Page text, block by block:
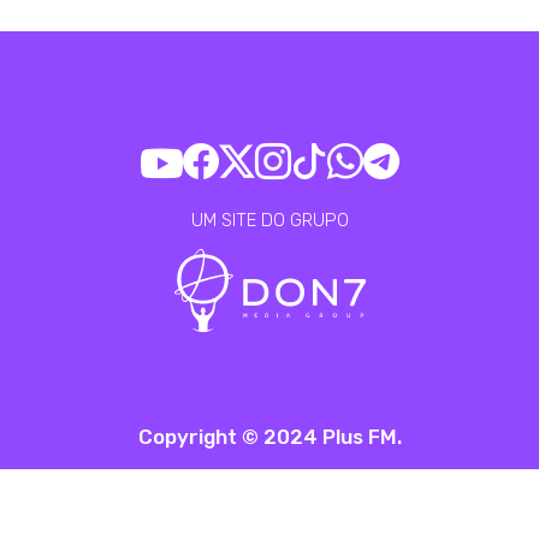
UM SITE DO GRUPO
Copyright © 2024 Plus FM.